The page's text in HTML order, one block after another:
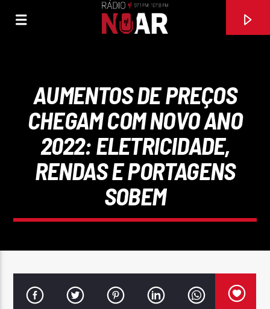
DOCE MEL
AUMENTOS DE PREÇOS
CHEGAM COM NOVO ANO
2022: ELETRICIDADE,
RENDAS E PORTAGENS
SOBEM